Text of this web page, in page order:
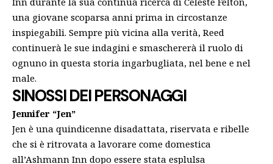
una giovane scoparsa anni prima in circostanze
inspiegabili. Sempre più vicina alla verità, Reed
continuerà le sue indagini e smaschererà il ruolo di
ognuno in questa storia ingarbugliata, nel bene e nel
male.
SINOSSI DEI PERSONAGGI
Jennifer “Jen”
Jen è una quindicenne disadattata, riservata e ribelle
che si è ritrovata a lavorare come domestica
all’Ashmann Inn dopo essere stata esplulsa